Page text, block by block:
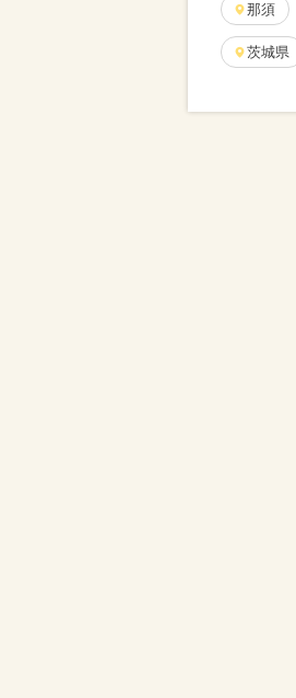
那須
茨城県